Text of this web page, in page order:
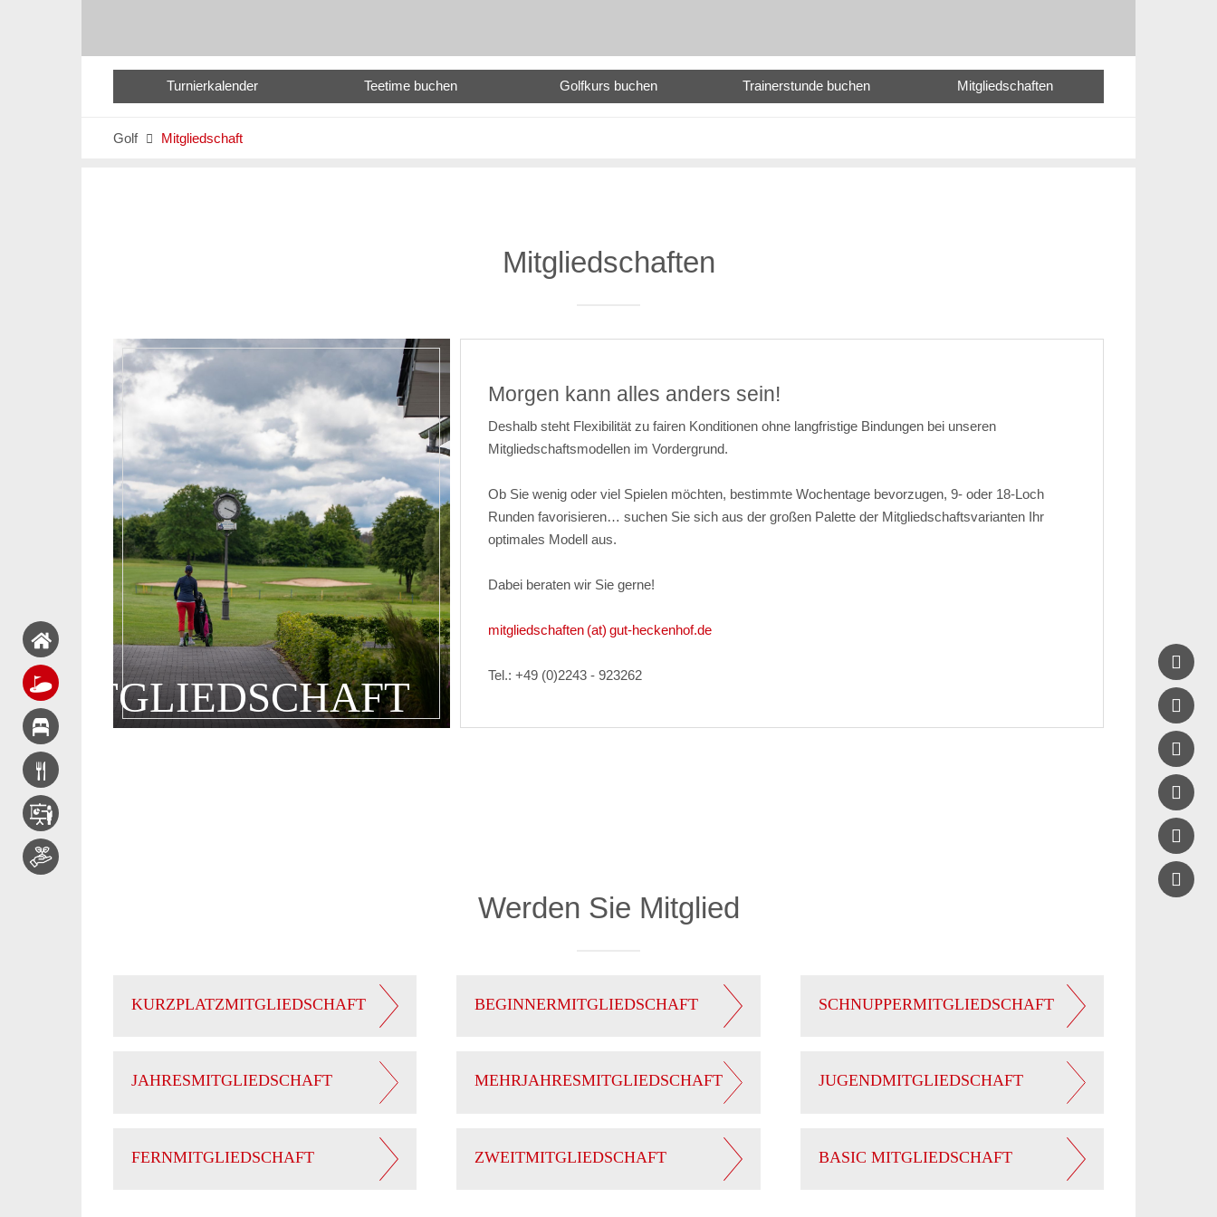
Turnierkalender Teetime buchen Golfkurs buchen Trainerstunde buchen Mitgliedschaften
Golf  Mitgliedschaft
Mitgliedschaften
MITGLIEDSCHAFT
Morgen kann alles anders sein!
Deshalb steht Flexibilität zu fairen Konditionen ohne langfristige Bindungen bei unseren
Mitgliedschaftsmodellen im Vordergrund.
Ob Sie wenig oder viel Spielen möchten, bestimmte Wochentage bevorzugen, 9- oder 18-Loch
Runden favorisieren… suchen Sie sich aus der großen Palette der Mitgliedschaftsvarianten Ihr
optimales Modell aus.
Dabei beraten wir Sie gerne!
mitgliedschaften (at) gut-heckenhof.de
Tel.: +49 (0)2243 - 923262
Werden Sie Mitglied
KURZPLATZMITGLIEDSCHAFT BEGINNERMITGLIEDSCHAFT SCHNUPPERMITGLIEDSCHAFT
JAHRESMITGLIEDSCHAFT MEHRJAHRESMITGLIEDSCHAFT JUGENDMITGLIEDSCHAFT
FERNMITGLIEDSCHAFT ZWEITMITGLIEDSCHAFT BASIC MITGLIEDSCHAFT




